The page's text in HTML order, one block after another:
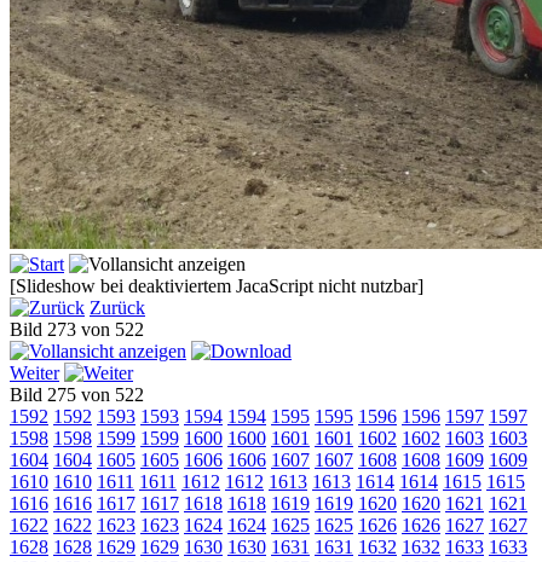
[Slideshow bei deaktiviertem JacaScript nicht nutzbar]
Zurück
Bild 273 von 522
Weiter
Bild 275 von 522
1592 1592 1593 1593 1594 1594 1595 1595 1596 1596 1597 1597
1598 1598 1599 1599 1600 1600 1601 1601 1602 1602 1603 1603
1604 1604 1605 1605 1606 1606 1607 1607 1608 1608 1609 1609
1610 1610 1611 1611 1612 1612 1613 1613 1614 1614 1615 1615
1616 1616 1617 1617 1618 1618 1619 1619 1620 1620 1621 1621
1622 1622 1623 1623 1624 1624 1625 1625 1626 1626 1627 1627
1628 1628 1629 1629 1630 1630 1631 1631 1632 1632 1633 1633